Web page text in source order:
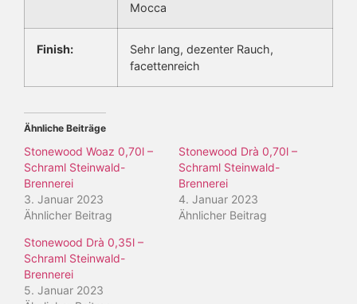
Mocca
Finish:
Sehr lang, dezenter Rauch,
facettenreich
Ähnliche Beiträge
Stonewood Woaz 0,70l –
Schraml Steinwald-
Brennerei
3. Januar 2023
Ähnlicher Beitrag
Stonewood Drà 0,70l –
Schraml Steinwald-
Brennerei
4. Januar 2023
Ähnlicher Beitrag
Stonewood Drà 0,35l –
Schraml Steinwald-
Brennerei
5. Januar 2023